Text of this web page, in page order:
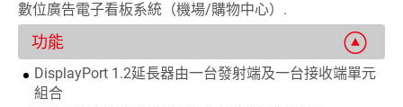
數位廣告電子看板系統（機場/購物中心）.
功能
DisplayPort 1.2延長器由一台發射端及一台接收端單元
組合